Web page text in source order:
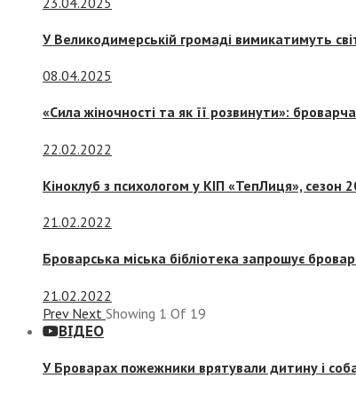
У Великодимерській громаді вимикатимуть
08.04.2025
«Сила жіночності та як її розвинути»:
22.02.2022
Кіноклуб з психологом у КІП «ТепЛиця», сезон
21.02.2022
Броварська міська бібліотека запрошує
21.02.2022
Prev Next Showing 1 Of 19
ВІДЕО
У Броварах пожежники врятували дитину і